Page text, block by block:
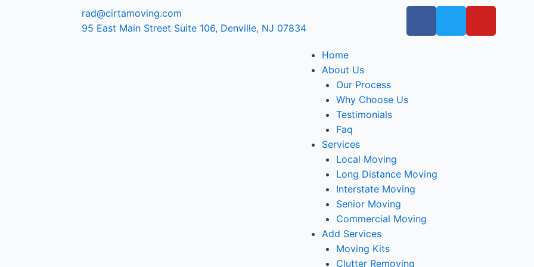
rad@cirtamoving.com
95 East Main Street Suite 106, Denville, NJ 07834
Home
About Us
Our Process
Why Choose Us
Testimonials
Faq
Services
Local Moving
Long Distance Moving
Interstate Moving
Senior Moving
Commercial Moving
Add Services
Moving Kits
Clutter Removing